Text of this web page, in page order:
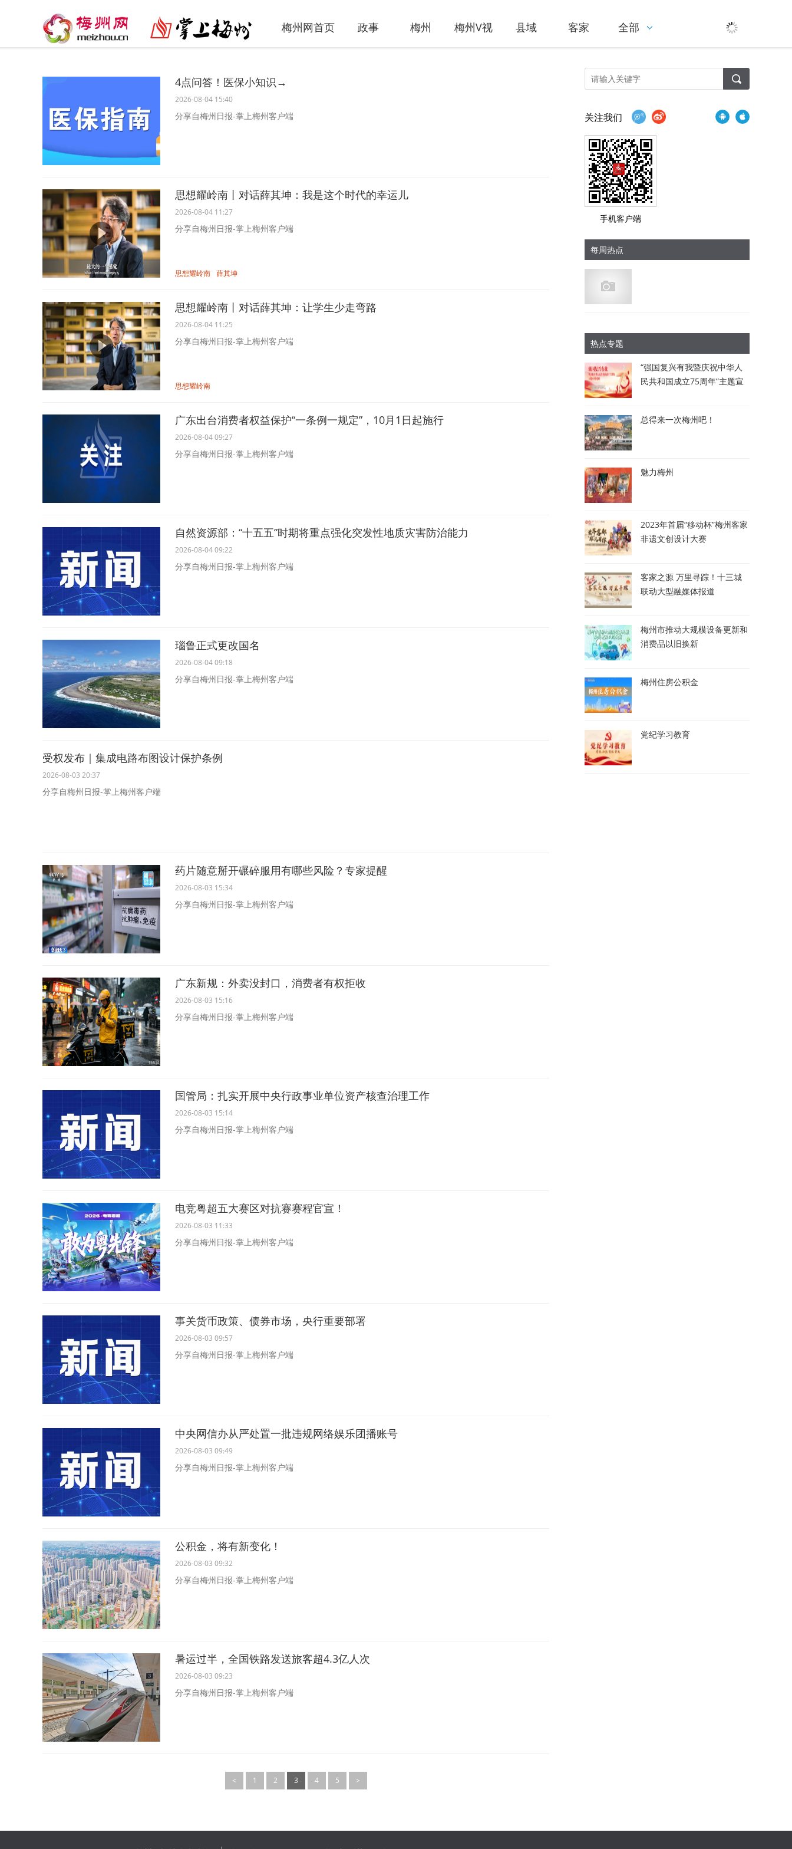
梅州网首页 政事 梅州 梅州V视 县域 客家 全部
4点问答！医保小知识→
2026-08-04 15:40
分享自梅州日报-掌上梅州客户端
思想耀岭南丨对话薛其坤：我是这个时代的幸运儿
2026-08-04 11:27
分享自梅州日报-掌上梅州客户端
思想耀岭南 薛其坤
思想耀岭南丨对话薛其坤：让学生少走弯路
2026-08-04 11:25
分享自梅州日报-掌上梅州客户端
思想耀岭南
广东出台消费者权益保护“一条例一规定”，10月1日起施行
2026-08-04 09:27
分享自梅州日报-掌上梅州客户端
自然资源部：“十五五”时期将重点强化突发性地质灾害防治能力
2026-08-04 09:22
分享自梅州日报-掌上梅州客户端
瑙鲁正式更改国名
2026-08-04 09:18
分享自梅州日报-掌上梅州客户端
受权发布｜集成电路布图设计保护条例
2026-08-03 20:37
分享自梅州日报-掌上梅州客户端
药片随意掰开碾碎服用有哪些风险？专家提醒
2026-08-03 15:34
分享自梅州日报-掌上梅州客户端
广东新规：外卖没封口，消费者有权拒收
2026-08-03 15:16
分享自梅州日报-掌上梅州客户端
国管局：扎实开展中央行政事业单位资产核查治理工作
2026-08-03 15:14
分享自梅州日报-掌上梅州客户端
电竞粤超五大赛区对抗赛赛程官宣！
2026-08-03 11:33
分享自梅州日报-掌上梅州客户端
事关货币政策、债券市场，央行重要部署
2026-08-03 09:57
分享自梅州日报-掌上梅州客户端
中央网信办从严处置一批违规网络娱乐团播账号
2026-08-03 09:49
分享自梅州日报-掌上梅州客户端
公积金，将有新变化！
2026-08-03 09:32
分享自梅州日报-掌上梅州客户端
暑运过半，全国铁路发送旅客超4.3亿人次
2026-08-03 09:23
分享自梅州日报-掌上梅州客户端
< 1 2 3 4 5 >
关注我们
手机客户端
每周热点
热点专题
“强国复兴有我暨庆祝中华人
民共和国成立75周年”主题宣
总得来一次梅州吧！
魅力梅州
2023年首届“移动杯”梅州客家
非遗文创设计大赛
客家之源 万里寻踪！十三城
联动大型融媒体报道
梅州市推动大规模设备更新和
消费品以旧换新
梅州住房公积金
党纪学习教育